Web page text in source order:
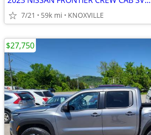
7/21 59k mi KNOXVILLE
$27,750